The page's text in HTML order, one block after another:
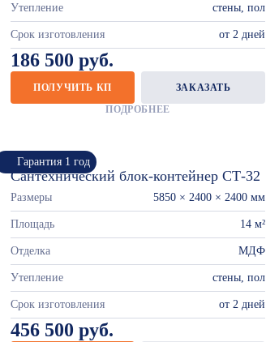
Утепление стены, пол
Срок изготовления от 2 дней
186 500 руб.
ПОЛУЧИТЬ КП
ЗАКАЗАТЬ
ПОДРОБНЕЕ
Гарантия 1 год
Сантехнический блок-контейнер СТ-32
Размеры 5850 × 2400 × 2400 мм
Площадь 14 м²
Отделка МДФ
Утепление стены, пол
Срок изготовления от 2 дней
456 500 руб.